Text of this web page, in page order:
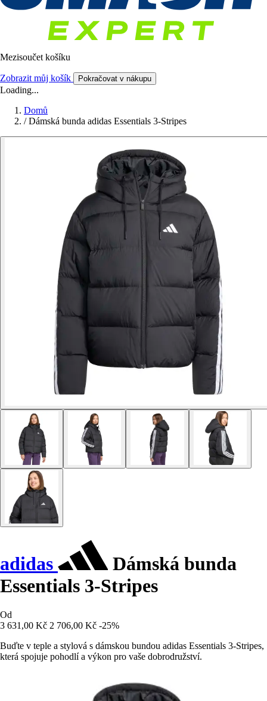
Mezisoučet košíku
Zobrazit můj košík Pokračovat v nákupu
Loading...
Domů
/ Dámská bunda adidas Essentials 3-Stripes
adidas
Dámská bunda
Essentials 3-Stripes
Od
3 631,00 Kč 2 706,00 Kč -25%
Buďte v teple a stylová s dámskou bundou adidas Essentials 3-Stripes,
která spojuje pohodlí a výkon pro vaše dobrodružství.